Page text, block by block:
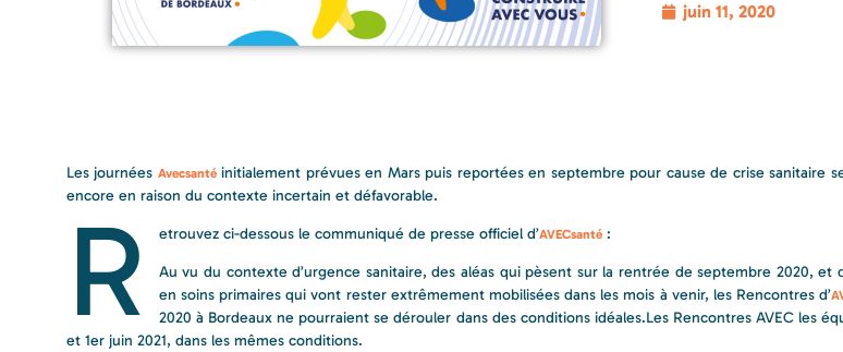
juin 11, 2020
Les journées Avecsantéinitialement prévues en Mars puis reportées en septembre pour cause de crise sanitaire
encore en raison du contexte incertain et défavorable.
R etrouvez ci-dessous le communiqué de presse officiel d’AVECsanté:
Au vu du contexte d’urgence sanitaire, des aléas qui pèsent sur la rentrée de septembre 2020, et
en soins primaires qui vont rester extrêmement mobilisées dans les mois à venir, les Rencontres d’
2020 à Bordeaux ne pourraient se dérouler dans des conditions idéales.Les Rencontres AVEC les
et 1er juin 2021, dans les mêmes conditions.